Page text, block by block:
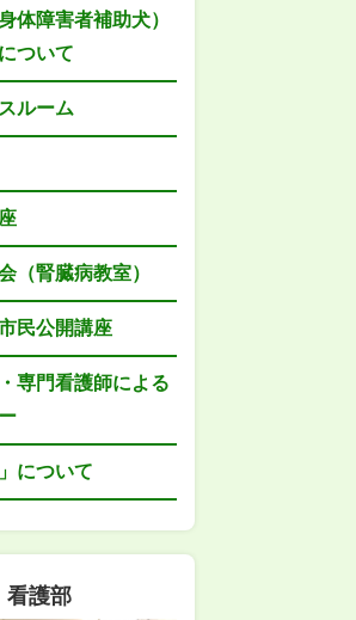
体障害者補助犬）
ついて
ルーム
（腎臓病教室）
民公開講座
専門看護師による
について
看護部